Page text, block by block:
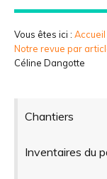
PARTICIPER
Vous êtes ici : Accueil
Notre revue par
Céline Dangotte
Chantiers
Inventaires du